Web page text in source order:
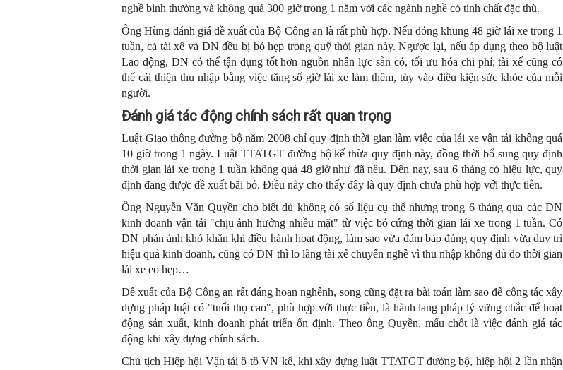
nghề bình thường và không quá 300 giờ trong 1 năm với các ngành nghề có tính chất đặc thù.
Ông Hùng đánh giá đề xuất của Bộ Công an là rất phù hợp. Nếu đóng khung 48 giờ lái xe trong 1
tuần, cả tài xế và DN đều bị bó hẹp trong quỹ thời gian này. Ngược lại, nếu áp dụng theo bộ luật
Lao động, DN có thể tận dụng tốt hơn nguồn nhân lực sẵn có, tối ưu hóa chi phí; tài xế cũng có
thể cải thiện thu nhập bằng việc tăng số giờ lái xe làm thêm, tùy vào điều kiện sức khỏe của mỗi
người.
Đánh giá tác động chính sách rất quan trọng
Luật Giao thông đường bộ năm 2008 chỉ quy định thời gian làm việc của lái xe vận tải không quá
10 giờ trong 1 ngày. Luật TTATGT đường bộ kế thừa quy định này, đồng thời bổ sung quy định
thời gian lái xe trong 1 tuần không quá 48 giờ như đã nêu. Đến nay, sau 6 tháng có hiệu lực, quy
định đang được đề xuất bãi bỏ. Điều này cho thấy đây là quy định chưa phù hợp với thực tiễn.
Ông Nguyễn Văn Quyền cho biết dù không có số liệu cụ thể nhưng trong 6 tháng qua các DN
kinh doanh vận tải "chịu ảnh hưởng nhiều mặt" từ việc bó cứng thời gian lái xe trong 1 tuần. Có
DN phản ánh khó khăn khi điều hành hoạt động, làm sao vừa đảm bảo đúng quy định vừa duy trì
hiệu quả kinh doanh, cũng có DN thì lo lắng tài xế chuyển nghề vì thu nhập không đủ do thời gian
lái xe eo hẹp…
Đề xuất của Bộ Công an rất đáng hoan nghênh, song cũng đặt ra bài toán làm sao để công tác xây
dựng pháp luật có "tuổi thọ cao", phù hợp với thực tiễn, là hành lang pháp lý vững chắc để hoạt
động sản xuất, kinh doanh phát triển ổn định. Theo ông Quyền, mấu chốt là việc đánh giá tác
động khi xây dựng chính sách.
Chủ tịch Hiệp hội Vận tải ô tô VN kể, khi xây dựng luật TTATGT đường bộ, hiệp hội 2 lần nhận